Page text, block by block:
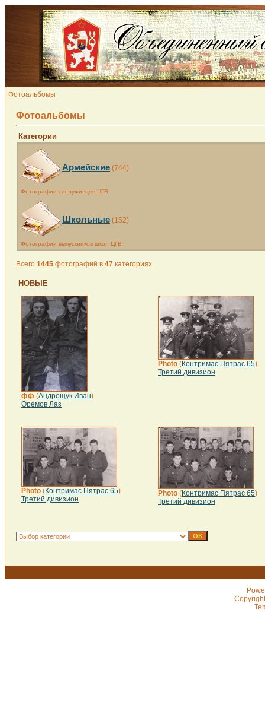
Фотоальбомы
Фотоальбомы
Категории
Армейские (744)
Фотографии сослуживцев ЦГВ
Школьные (152)
Фотографии выпускников школ ЦГВ
Всего 1445 фотографий в 47 категориях.
НОВЫЕ
фф (Андрощук Иван)
Оремов Лаз
Photo (Контримас Пятрас 65)
Третий дивизион
Photo (Контримас Пятрас 65)
Третий дивизион
Photo (Контримас Пятрас 65)
Третий дивизион